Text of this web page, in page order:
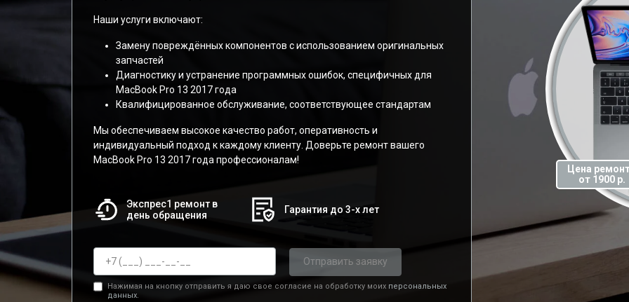
Наши услуги включают:
Замену повреждённых компонентов с использованием оригинальных
запчастей
Диагностику и устранение программных ошибок, специфичных для
MacBook Pro 13 2017 года
Квалифицированное обслуживание, соответствующее стандартам
Мы обеспечиваем высокое качество работ, оперативность и
индивидуальный подход к каждому клиенту. Доверьте ремонт вашего
MacBook Pro 13 2017 года профессионалам!
Экспрес1 ремонт в
день обращения
Гарантия до 3-х лет
Отправить заявку
Нажимая на кнопку отправить я даю свое согласие на обработку моих персональных
данных.
Цена
от 1900 р.